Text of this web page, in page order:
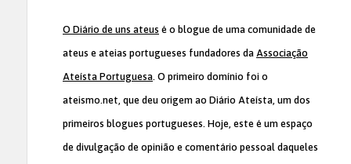
O Diário de uns ateus é o blogue de uma comunidade de
ateus e ateias portugueses fundadores da Associação
Ateísta Portuguesa. O primeiro domínio foi o
ateismo.net, que deu origem ao Diário Ateísta, um dos
primeiros blogues portugueses. Hoje, este é um espaço
de divulgação de opinião e comentário pessoal daqueles